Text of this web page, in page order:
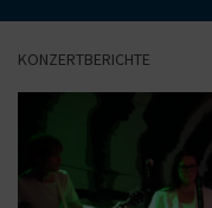
KONZERTBERICHTE